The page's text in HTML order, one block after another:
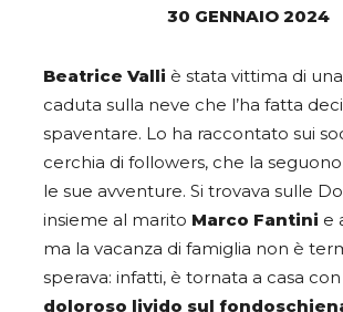
30 GENNAIO 2024
Beatrice Valli è stata vittima di
caduta sulla neve che l’ha fatta
spaventare. Lo ha raccontato sui
cerchia di followers, che la
le sue avventure. Si trovava sulle
insieme al marito Marco Fantini e
ma la vacanza di famiglia non è
sperava: infatti, è tornata a casa
doloroso livido sul